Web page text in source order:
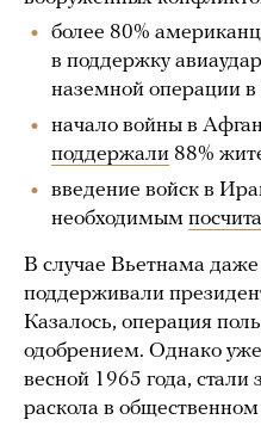
более 80%
в поддержку
наземной операции в
начало войны в
поддержали 88%
введение войск в
необходимым
В случае Вьетнама даже
поддерживали
Казалось, операция
одобрением. Однако
весной 1965 года,
раскола в